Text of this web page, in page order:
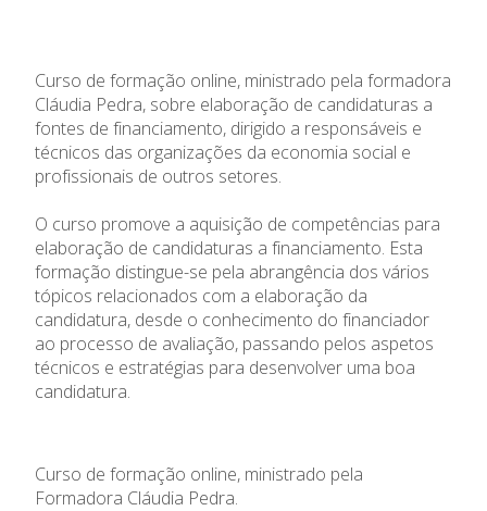
Curso de formação online, ministrado pela formadora
Cláudia Pedra, sobre elaboração de candidaturas a
fontes de financiamento, dirigido a responsáveis e
técnicos das organizações da economia social e
profissionais de outros setores.
O curso promove a aquisição de competências para
elaboração de candidaturas a financiamento. Esta
formação distingue-se pela abrangência dos vários
tópicos relacionados com a elaboração da
candidatura, desde o conhecimento do financiador
ao processo de avaliação, passando pelos aspetos
técnicos e estratégias para desenvolver uma boa
candidatura.
Curso de formação online, ministrado pela
Formadora Cláudia Pedra.